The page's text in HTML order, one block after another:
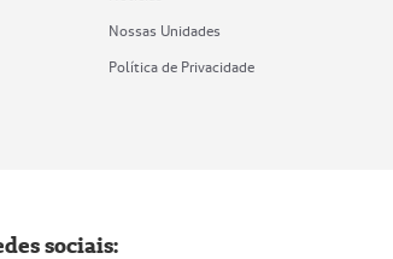
Nossas Unidades
Política de Privacidade
sociais: